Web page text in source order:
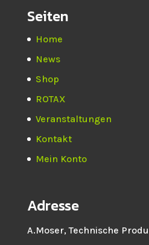
Seiten
Home
News
Shop
ROTAX
Veranstaltungen
Kontakt
Mein Konto
Adresse
A.Moser, Technische